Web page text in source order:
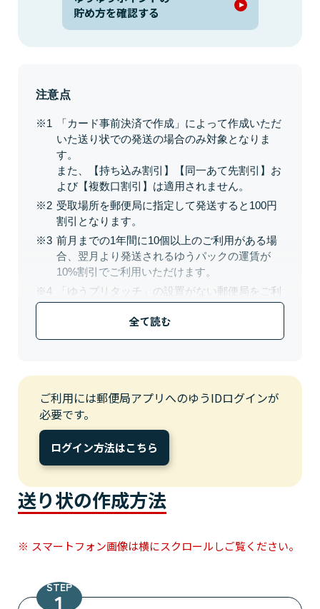
貯め方を確認する
注意点
「カード事前決済で作成」によって作成いただ
いた送り状での発送の場合のみ対象となりま
す。
また、【持ち込み割引】【同一あて先割引】お
よび【複数口割引】は適用されません。
受取場所を郵便局に指定して発送すると100円
割引となります。
前月までの1年間に10個以上のご利用がある場
合、翌月より発送されるゆうパックの運賃が
10%割引でご利用いただけます。
「ゆうプリタッチ」の設置がない郵便局をご利
用の場合、郵便窓口で印刷します。
ファミロッカーご利用の場合は、コードリーダ
ーにQRコードをかざして、印刷します。
郵便局、コンビニ、はこぽすおよび受取人さま
が指定した住所へのお届けが可能です。
ません。
なお、受取人さまが「ご自宅等での受取（住所
入力）」を選択された場合は、入力されたご住
所や電話番号等が差出人さまへ通知されます。
初回受取場所の指定はこちら
をご確認くださ
全て読む
ご利用には郵便局アプリへのゆうIDログインが
必要です。
ログイン方法はこちら
送り状の作成方法
スマートフォン画像は横にスクロールしご覧ください。
STEP